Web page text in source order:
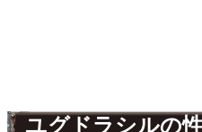
ユグドラシルの